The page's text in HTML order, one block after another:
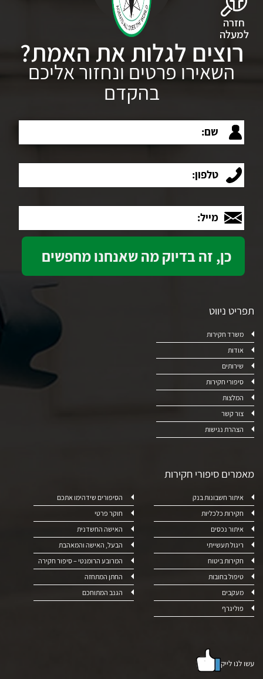
חזרה
למעלה
רוצים לגלות את האמת?
השאירו פרטים ונחזור אליכם
בהקדם
שם:
טלפון:
מייל:
תפריט ניווט
משרד חקירות
אודות
שירותים
סיפורי חקירות
המלצות
צור קשר
הצהרת נגישות
מאמרים סיפורי חקירות
איתור חשבונות בנק
חקירות כלכליות
איתור נכסים
ריגול תעשייתי
חקירות ביטוח
טיפול בחובות
מעקבים
פוליגרף
הסיפורים שידהימו אתכם
חוקר פרטי
האישה החשדנית
הבעל, האישה והמאהבת
המרובע הרומנטי – סיפור חקירה
החתן המתחזה
הגנב המתוחכם
עשו לנו לייק